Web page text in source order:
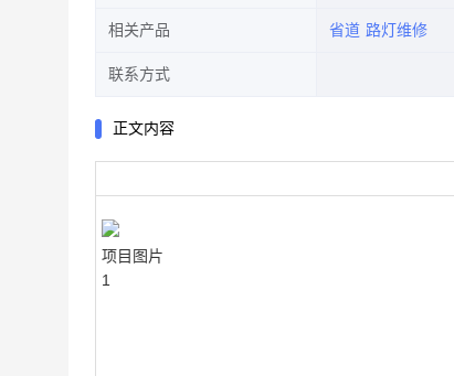
相关产品 省道 路灯维修
联系方式
正文内容
项目图片
1